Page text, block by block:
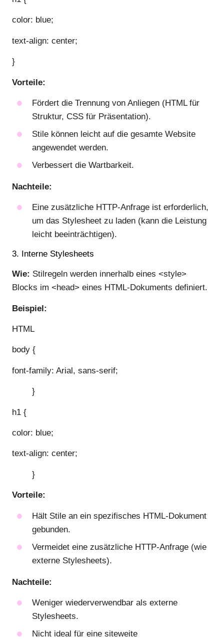
color: blue;
text-align: center;
}
Vorteile:
Fördert die Trennung von Anliegen (HTML für
Struktur, CSS für Präsentation).
Stile können leicht auf die gesamte Website
angewendet werden.
Verbessert die Wartbarkeit.
Nachteile:
Eine zusätzliche HTTP-Anfrage ist erforderlich,
um das Stylesheet zu laden (kann die Leistung
leicht beeinträchtigen).
3. Interne Stylesheets
Wie: Stilregeln werden innerhalb eines <style>
Blocks im <head> eines HTML-Dokuments definiert.
Beispiel:
HTML
body {
font-family: Arial, sans-serif;
}
h1 {
color: blue;
text-align: center;
}
Vorteile:
Hält Stile an ein spezifisches HTML-Dokument
gebunden.
Vermeidet eine zusätzliche HTTP-Anfrage (wie
externe Stylesheets).
Nachteile:
Weniger wiederverwendbar als externe
Stylesheets.
Nicht ideal für eine siteweite